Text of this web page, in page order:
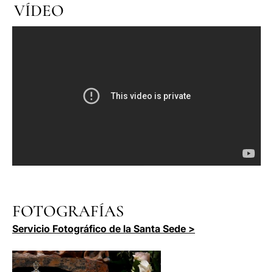
VÍDEO
FOTOGRAFÍAS
Servicio Fotográfico de la Santa Sede >